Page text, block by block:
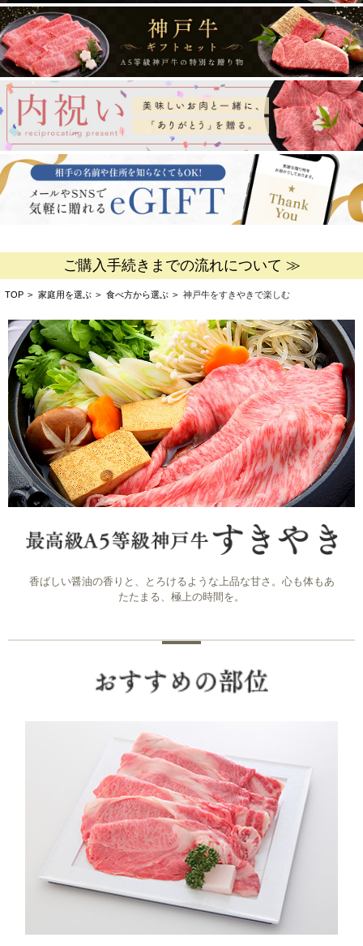
ご購入手続きまでの流れについて ≫
TOP > 家庭用を選ぶ > 食べ方から選ぶ > 神戸牛をすきやきで楽しむ
香ばしい醤油の香りと、とろけるような上品な甘さ。心も体もあ
たたまる、極上の時間を。